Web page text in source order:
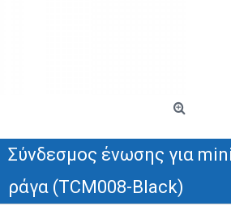
Σύνδεσμος ένωσης για
ράγα (TCM008-Black)